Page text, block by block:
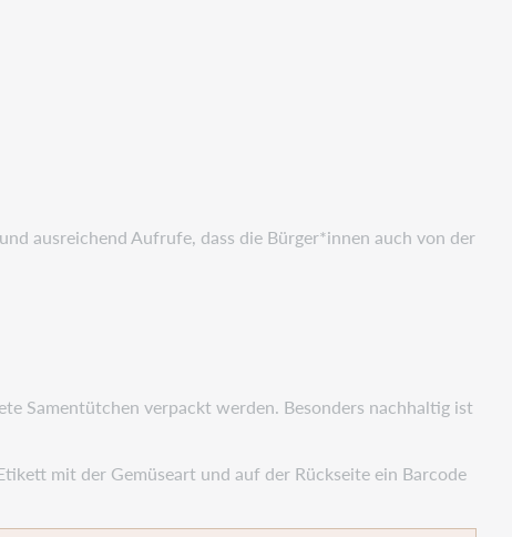
ausreichend Aufrufe, dass die Bürger*innen auch von der
Samentütchen verpackt werden. Besonders nachhaltig ist
mit der Gemüseart und auf der Rückseite ein Barcode